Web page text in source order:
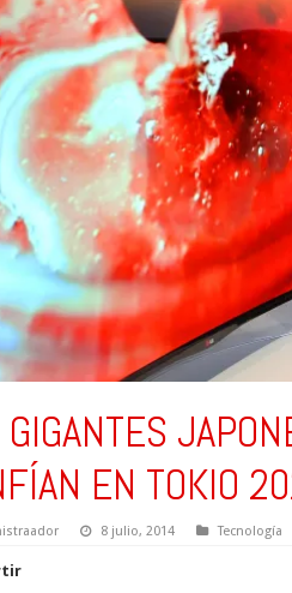
GIGANTES
EN TOKIO
8 julio, 2014 Tecnología